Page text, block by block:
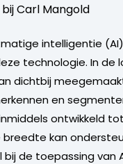
Carl Mangold
intelligentie
technologie. In de
dichtbij
en
ontwikkeld
kan
de toepassing van